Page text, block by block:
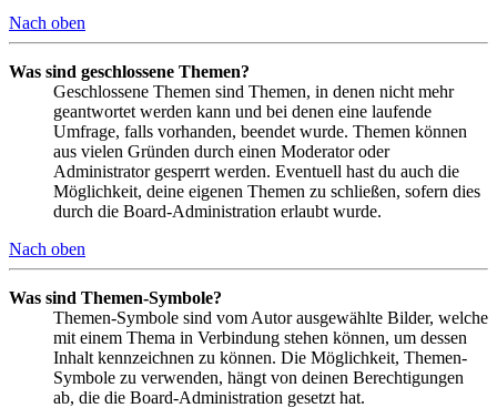
Nach oben
Was sind geschlossene Themen?
Geschlossene Themen sind Themen, in denen nicht mehr
geantwortet werden kann und bei denen eine laufende
Umfrage, falls vorhanden, beendet wurde. Themen können
aus vielen Gründen durch einen Moderator oder
Administrator gesperrt werden. Eventuell hast du auch die
Möglichkeit, deine eigenen Themen zu schließen, sofern dies
durch die Board-Administration erlaubt wurde.
Nach oben
Was sind Themen-Symbole?
Themen-Symbole sind vom Autor ausgewählte Bilder, welche
mit einem Thema in Verbindung stehen können, um dessen
Inhalt kennzeichnen zu können. Die Möglichkeit, Themen-
Symbole zu verwenden, hängt von deinen Berechtigungen
ab, die die Board-Administration gesetzt hat.